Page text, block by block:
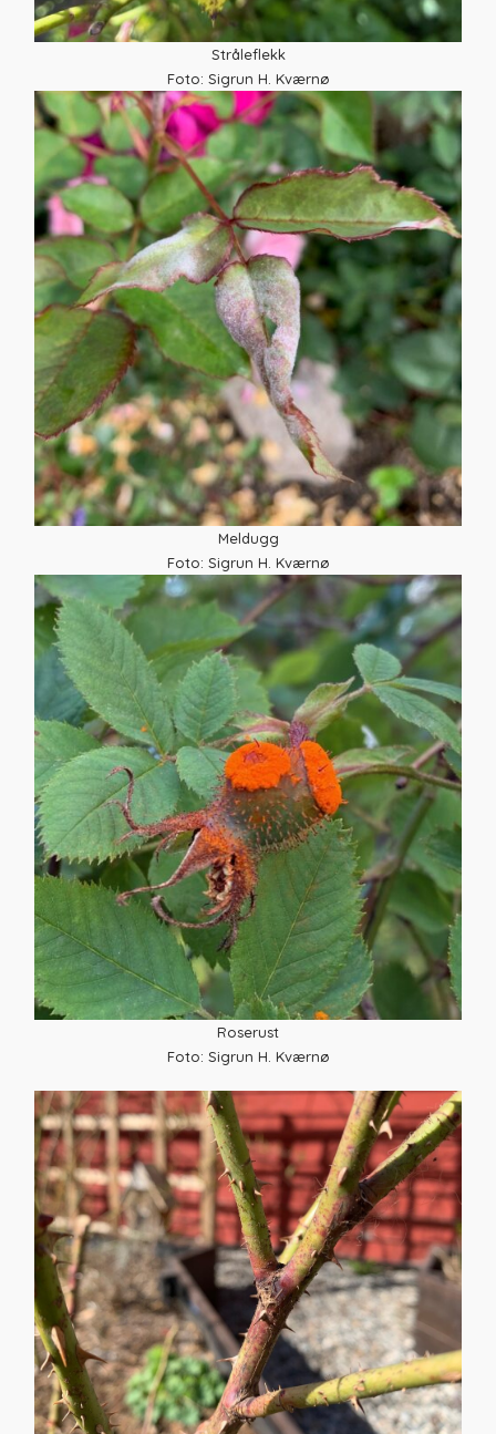
Stråleflekk
Foto: Sigrun H. Kværnø
Meldugg
Foto: Sigrun H. Kværnø
Roserust
Foto: Sigrun H. Kværnø